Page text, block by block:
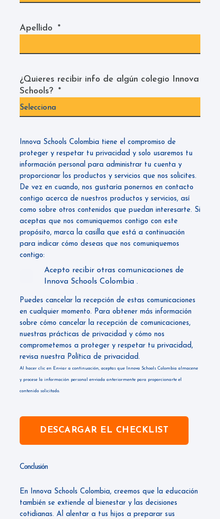
Apellido *
¿Quieres recibir info de algún colegio Innova
Schools? *
Innova Schools Colombia tiene el compromiso de
proteger y respetar tu privacidad y solo usaremos tu
información personal para administrar tu cuenta y
proporcionar los productos y servicios que nos solicites.
De vez en cuando, nos gustaría ponernos en contacto
contigo acerca de nuestros productos y servicios, así
como sobre otros contenidos que puedan interesarte. Si
aceptas que nos comuniquemos contigo con este
propósito, marca la casilla que está a continuación
para indicar cómo deseas que nos comuniquemos
contigo:
Acepto recibir otras comunicaciones de
Innova Schools Colombia .
Puedes cancelar la recepción de estas comunicaciones
en cualquier momento. Para obtener más información
sobre cómo cancelar la recepción de comunicaciones,
nuestras prácticas de privacidad y cómo nos
comprometemos a proteger y respetar tu privacidad,
revisa nuestra Política de privacidad.
Al hacer clic en Enviar a continuación, aceptas que Innova Schools Colombia almacene
y procese la información personal enviada anteriormente para proporcionarte el
contenido solicitado.
Conclusión
En Innova Schools Colombia, creemos que la educación
también se extiende al bienestar y las decisiones
cotidianas. Al alentar a tus hijos a preparar sus